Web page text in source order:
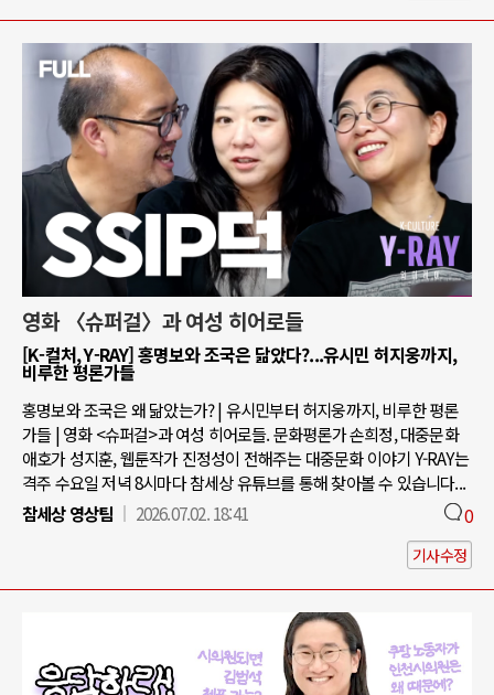
영화 〈슈퍼걸〉과 여성 히어로들
[K-컬처, Y-RAY] 홍명보와 조국은 닮았다?...유시민 허지웅까지,
비루한 평론가들
홍명보와 조국은 왜 닮았는가? | 유시민부터 허지웅까지, 비루한 평론
가들 | 영화 <슈퍼걸>과 여성 히어로들. 문화평론가 손희정, 대중문화
애호가 성지훈, 웹툰작가 진정성이 전해주는 대중문화 이야기 Y-RAY는
격주 수요일 저녁 8시마다 참세상 유튜브를 통해 찾아볼 수 있습니다...
참세상 영상팀
2026.07.02. 18:41 0
기사수정